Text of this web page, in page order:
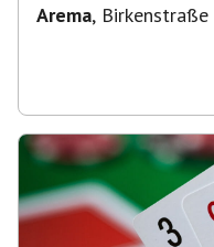
Arema,